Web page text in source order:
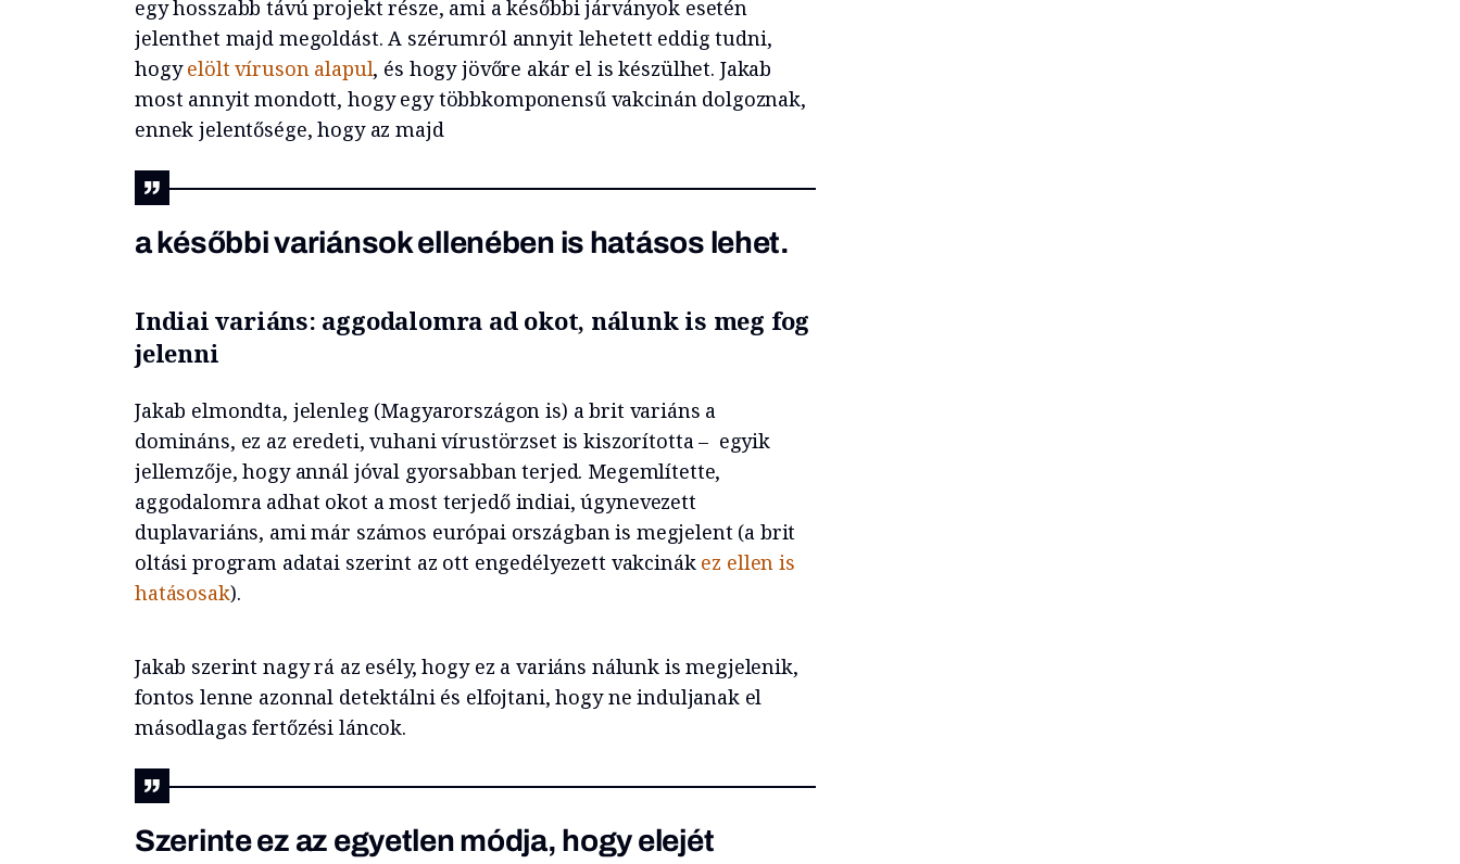
egy hosszabb távú projekt része, ami a későbbi járványok esetén
jelenthet majd megoldást. A szérumról annyit lehetett eddig tudni,
hogyelölt víruson alapul, és hogy jövőre akár el is készülhet. Jakab
most annyit mondott, hogy egy többkomponensű vakcinán dolgoznak,
ennek jelentősége, hogy az majd
a későbbi variánsok ellenében is hatásos lehet.
Indiai variáns: aggodalomra ad okot, nálunk is meg fog
jelenni
Jakab elmondta, jelenleg (Magyarországon is) a brit variáns a
domináns, ez az eredeti, vuhani vírustörzset is kiszorította – egyik
jellemzője, hogy annál jóval gyorsabban terjed. Megemlítette,
aggodalomra adhat okot a most terjedő indiai, úgynevezett
duplavariáns, ami már számos európai országban is megjelent (a brit
oltási program adatai szerint az ott engedélyezett vakcinák ez ellen is
hatásosak).
Jakab szerint nagy rá az esély, hogy ez a variáns nálunk is megjelenik,
fontos lenne azonnal detektálni és elfojtani, hogy ne induljanak el
másodlagas fertőzési láncok.
Szerinte ez az egyetlen módja, hogy elejét